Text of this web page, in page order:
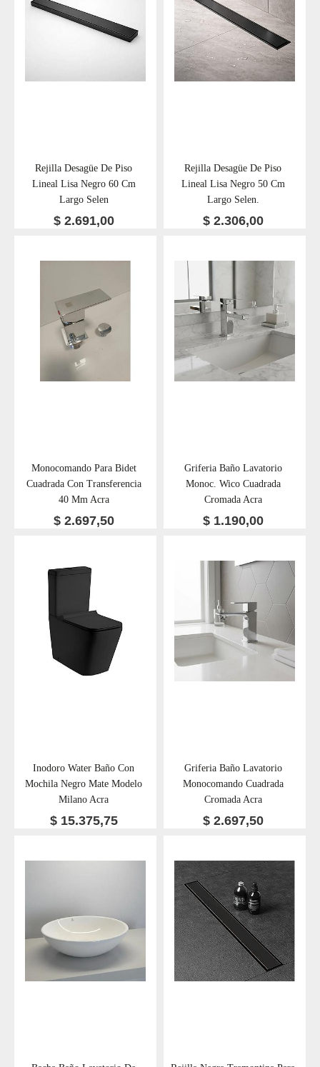
Rejilla Desagüe De Piso
Lineal Lisa Negro 60 Cm
Largo Selen
$ 2.691,00
Rejilla Desagüe De Piso
Lineal Lisa Negro 50 Cm
Largo Selen.
$ 2.306,00
Monocomando Para Bidet
Cuadrada Con Transferencia
40 Mm Acra
$ 2.697,50
Griferia Baño Lavatorio
Monoc. Wico Cuadrada
Cromada Acra
$ 1.190,00
Inodoro Water Baño Con
Mochila Negro Mate Modelo
Milano Acra
$ 15.375,75
Griferia Baño Lavatorio
Monocomando Cuadrada
Cromada Acra
$ 2.697,50